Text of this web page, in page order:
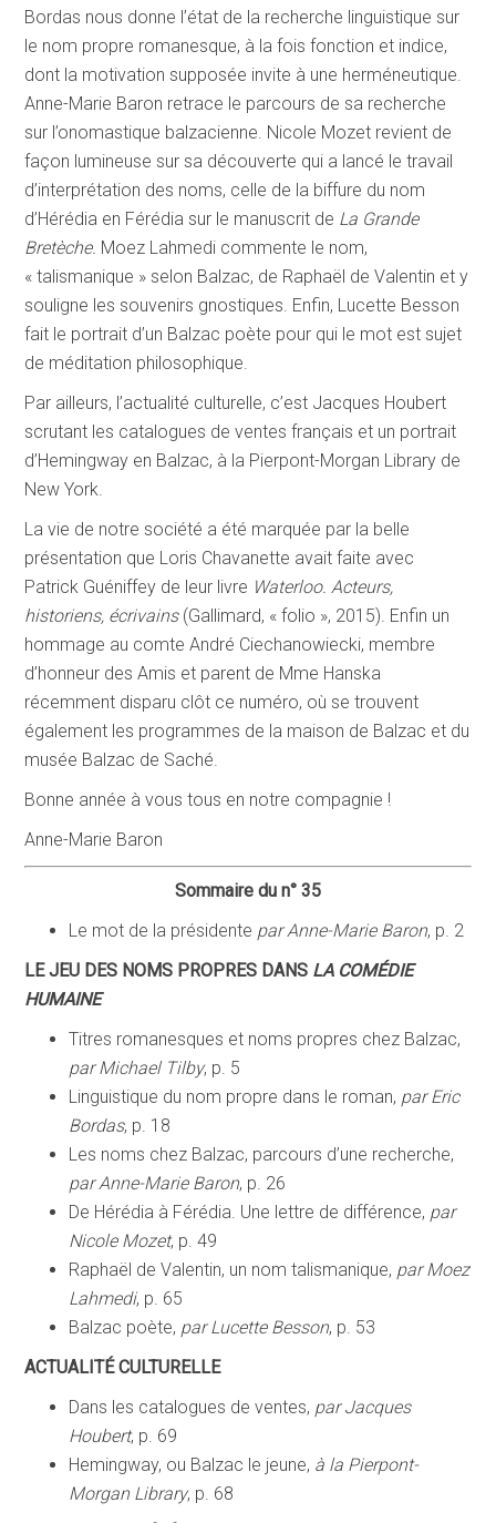
Bordas nous donne l’état de la recherche linguistique sur
le nom propre romanesque, à la fois fonction et indice,
dont la motivation supposée invite à une herméneutique.
Anne-Marie Baron retrace le parcours de sa recherche
sur l’onomastique balzacienne. Nicole Mozet revient de
façon lumineuse sur sa découverte qui a lancé le travail
d’interprétation des noms, celle de la biffure du nom
d’Hérédia en Férédia sur le manuscrit de La Grande
Bretèche. Moez Lahmedi commente le nom,
« talismanique » selon Balzac, de Raphaël de Valentin et y
souligne les souvenirs gnostiques. Enfin, Lucette Besson
fait le portrait d’un Balzac poète pour qui le mot est sujet
de méditation philosophique.
Par ailleurs, l’actualité culturelle, c’est Jacques Houbert
scrutant les catalogues de ventes français et un portrait
d’Hemingway en Balzac, à la Pierpont-Morgan Library de
New York.
La vie de notre société a été marquée par la belle
présentation que Loris Chavanette avait faite avec
Patrick Guéniffey de leur livre Waterloo. Acteurs,
historiens, écrivains (Gallimard, « folio », 2015). Enfin un
hommage au comte André Ciechanowiecki, membre
d’honneur des Amis et parent de Mme Hanska
récemment disparu clôt ce numéro, où se trouvent
également les programmes de la maison de Balzac et du
musée Balzac de Saché.
Bonne année à vous tous en notre compagnie !
Anne-Marie Baron
Sommaire du n° 35
Le mot de la présidente par Anne-Marie Baron, p. 2
LE JEU DES NOMS PROPRES DANS LA COMÉDIE
HUMAINE
Titres romanesques et noms propres chez Balzac,
par Michael Tilby, p. 5
Linguistique du nom propre dans le roman, par Eric
Bordas, p. 18
Les noms chez Balzac, parcours d’une recherche,
par Anne-Marie Baron, p. 26
De Hérédia à Férédia. Une lettre de différence, par
Nicole Mozet, p. 49
Raphaël de Valentin, un nom talismanique, par Moez
Lahmedi, p. 65
Balzac poète, par Lucette Besson, p. 53
ACTUALITÉ CULTURELLE
Dans les catalogues de ventes, par Jacques
Houbert, p. 69
Hemingway, ou Balzac le jeune, à la Pierpont-
Morgan Library, p. 68